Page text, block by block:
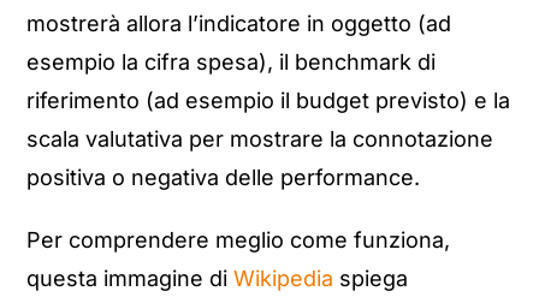
mostrerà allora l’indicatore in oggetto (ad
esempio la cifra spesa), il benchmark di
riferimento (ad esempio il budget previsto) e la
scala valutativa per mostrare la connotazione
positiva o negativa delle performance.
Per comprendere meglio come funziona,
questa immagine diWikipedia spiega